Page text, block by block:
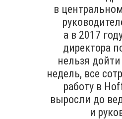
в
а в 2017
директора
нельзя
недель, все
работу в
выросли до
и